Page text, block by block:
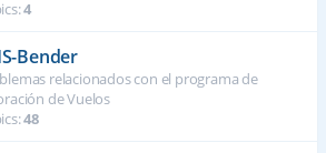
4
Bender
relacionados con el programa de
de Vuelos
48